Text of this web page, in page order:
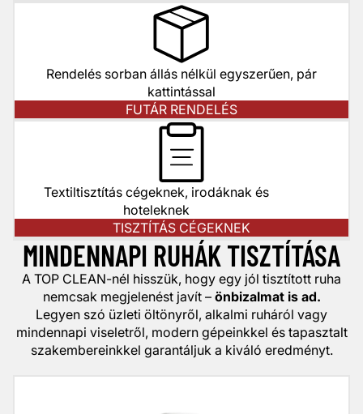
Rendelés sorban állás nélkül egyszerűen, pár
kattintással
FUTÁR RENDELÉS
Textiltisztítás cégeknek, irodáknak és
hoteleknek
TISZTÍTÁS CÉGEKNEK
MINDENNAPI RUHÁK TISZTÍTÁSA
A TOP CLEAN-nél hisszük, hogy egy jól tisztított ruha
nemcsak megjelenést javít – önbizalmat is ad.
Legyen szó üzleti öltönyről, alkalmi ruháról vagy
mindennapi viseletről, modern gépeinkkel és tapasztalt
szakembereinkkel garantáljuk a kiváló eredményt.